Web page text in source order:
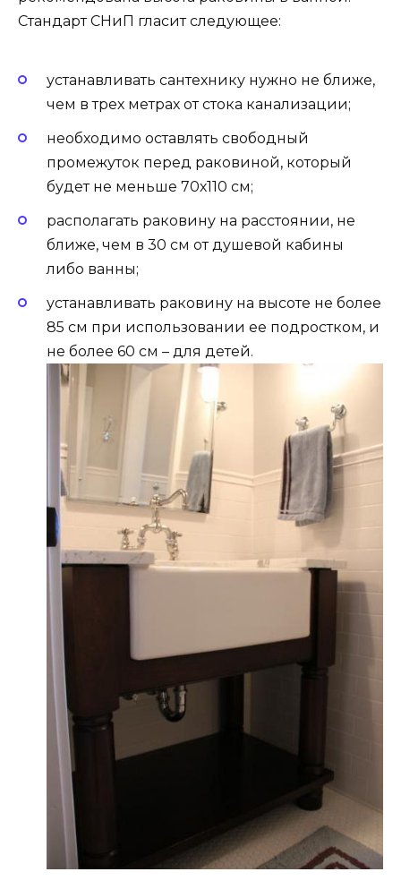
Стандарт СНиП гласит следующее:
устанавливать сантехнику нужно не ближе,
чем в трех метрах от стока канализации;
необходимо оставлять свободный
промежуток перед раковиной, который
будет не меньше 70х110 см;
располагать раковину на расстоянии, не
ближе, чем в 30 см от душевой кабины
либо ванны;
устанавливать раковину на высоте не более
85 см при использовании ее подростком, и
не более 60 см – для детей.